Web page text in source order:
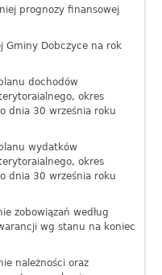
prognozy finansowej
Gminy Dobczyce na rok
dochodów
okres
dnia 30 września roku
wydatków
okres
dnia 30 września roku
zobowiązań według
wg stanu na koniec
należności oraz